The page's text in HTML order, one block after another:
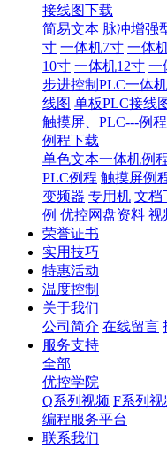
接线图下载
简易文本 脉冲增强
寸 一体机7寸 一体
10寸 一体机12寸 一
步进控制PLC一体机
线图 单板PLC接线
触摸屏、PLC---例
例程下载
单色文本一体机例
PLC例程 触摸屏例
变频器 专用机 文档
例 优控网盘资料 视
荣誉证书
实用技巧
特惠活动
温度控制
关于我们
公司简介 在线留言
服务支持
全部
优控学院
Q系列视频 F系列视
编程服务平台
联系我们